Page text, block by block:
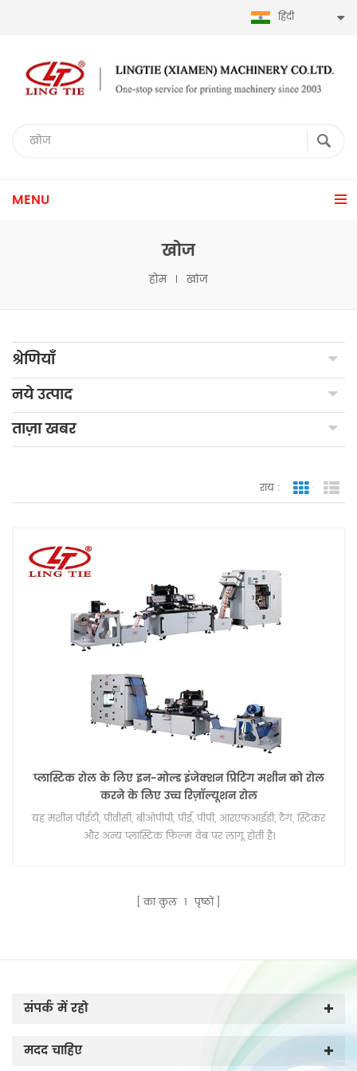
हिंदी
MENU
खोज
होम खोज
श्रेणियाँ
नये उत्पाद
ताज़ा खबर
राय : जाली
प्लास्टिक रोल के लिए इन-मोल्ड इंजेक्शन प्रिंटिंग मशीन को रोल
करने के लिए उच्च रिज़ॉल्यूशन रोल
यह मशीन पीईटी, पीवीसी, बीओपीपी, पीई, पीपी, आरएफआईडी, टैग, स्टिकर
और अन्य प्लास्टिक फिल्म वेब पर लागू होती है।
का कुल 1 पृष्ठों
संपर्क में रहो
मदद चाहिए